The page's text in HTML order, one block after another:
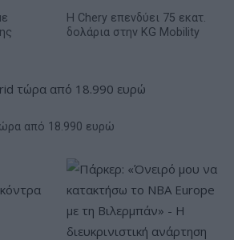
Η Chery επενδύει 75 εκατ.
δολάρια στην KG Mobility
από 18.990 ευρώ